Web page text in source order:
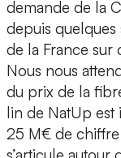
demande de la
depuis
de la France sur
Nous nous
du prix de la
lin de NatUp est
25 M€ de chiffre